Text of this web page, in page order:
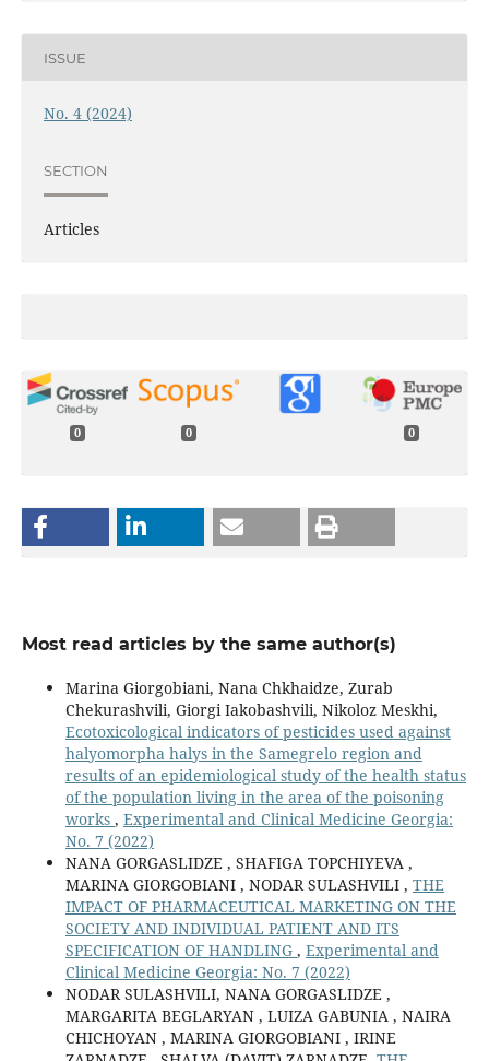
ISSUE
No. 4 (2024)
SECTION
Articles
0 0 0
Most read articles by the same author(s)
Marina Giorgobiani, Nana Chkhaidze, Zurab
Chekurashvili, Giorgi Iakobashvili, Nikoloz Meskhi,
Ecotoxicological indicators of pesticides used against
halyomorpha halys in the Samegrelo region and
results of an epidemiological study of the health status
of the population living in the area of the poisoning
works , Experimental and Clinical Medicine Georgia:
No. 7 (2022)
NANA GORGASLIDZE , SHAFIGA TOPCHIYEVA ,
MARINA GIORGOBIANI , NODAR SULASHVILI , THE
IMPACT OF PHARMACEUTICAL MARKETING ON THE
SOCIETY AND INDIVIDUAL PATIENT AND ITS
SPECIFICATION OF HANDLING , Experimental and
Clinical Medicine Georgia: No. 7 (2022)
NODAR SULASHVILI, NANA GORGASLIDZE ,
MARGARITA BEGLARYAN , LUIZA GABUNIA , NAIRA
CHICHOYAN , MARINA GIORGOBIANI , IRINE